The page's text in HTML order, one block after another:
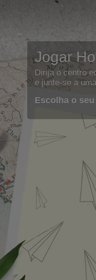
Jogar
Dirija o centro
e junte-se a
Escolha o